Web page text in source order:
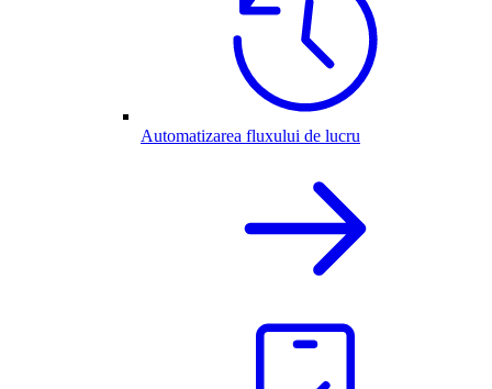
Automatizarea fluxului de lucru